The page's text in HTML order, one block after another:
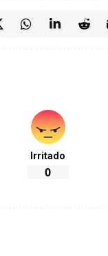
Irritado
0